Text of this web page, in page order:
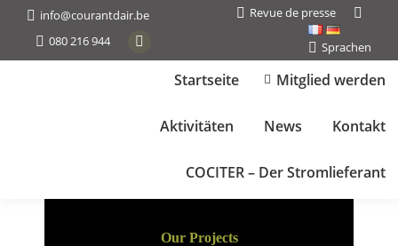
info@courantdair.be
080 216 944
Revue de presse Search:
Sprachen
Startseite Mitglied werden
Aktivitäten News Kontakt
COCITER – Der Stromlieferant
Our Projects